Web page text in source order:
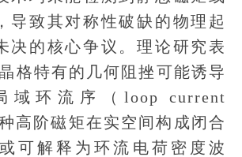
导致其对称性破缺的物理起
决的核心争议。理论研究表
格特有的几何阻挫可能诱导
域环流序（loop current
高阶磁矩在实空间构成闭合
可解释为环流电荷密度波